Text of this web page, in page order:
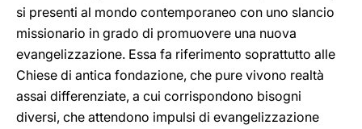
si presenti al mondo contemporaneo con uno slancio
missionario in grado di promuovere una nuova
evangelizzazione. Essa fa riferimento soprattutto alle
Chiese di antica fondazione, che pure vivono realtà
assai differenziate, a cui corrispondono bisogni
diversi, che attendono impulsi di evangelizzazione